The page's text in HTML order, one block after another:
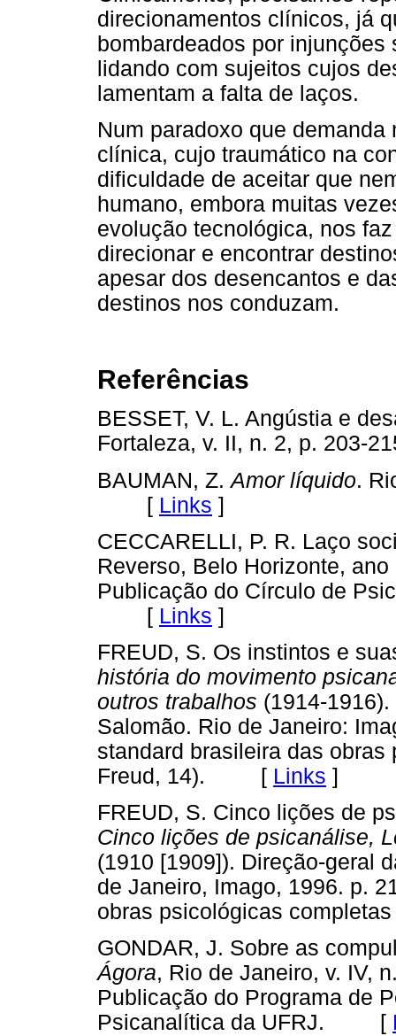
direcionamentos clínicos, já
bombardeados por
lidando com sujeitos cujos
lamentam a falta de laços.
Num paradoxo que
clínica, cujo traumático na
dificuldade de aceitar que
humano, embora muitas
evolução tecnológica, nos
direcionar e encontrar
apesar dos desencantos e
destinos nos conduzam.
Referências
BESSET, V. L. Angústia e
Fortaleza, v. II, n. 2, p.
BAUMAN, Z.Amor líquido.
[ Links ]
CECCARELLI, P. R. Laço
Reverso, Belo Horizonte,
Publicação do Círculo de
[ Links ]
FREUD, S. Os instintos e
história do movimento
outros trabalhos (1914-
Salomão. Rio de Janeiro:
standard brasileira das
Freud, 14). [ Links ]
FREUD, S. Cinco lições de
Cinco lições de psicanálise,
(1910 [1909]). Direção-geral
de Janeiro, Imago, 1996. p.
obras psicológicas
GONDAR, J. Sobre as
Ágora, Rio de Janeiro, v. IV,
Publicação do Programa de
Psicanalítica da UFRJ. [